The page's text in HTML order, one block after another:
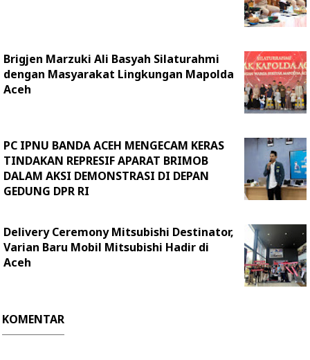
Brigjen Marzuki Ali Basyah Silaturahmi
dengan Masyarakat Lingkungan Mapolda
Aceh
PC IPNU BANDA ACEH MENGECAM KERAS
TINDAKAN REPRESIF APARAT BRIMOB
DALAM AKSI DEMONSTRASI DI DEPAN
GEDUNG DPR RI
Delivery Ceremony Mitsubishi Destinator,
Varian Baru Mobil Mitsubishi Hadir di
Aceh
KOMENTAR